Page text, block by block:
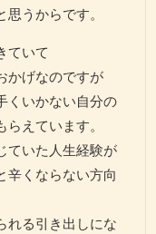
うからです。
ていて
かげなのですが
くいかない自分の
えています。
ていた人生経験が
辛くならない方向
れる引き出しにな